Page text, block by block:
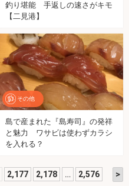
釣り堪能 手返しの速さがキモ
【二見港】
その他
島で産まれた『島寿司』の発祥
と魅力 ワサビは使わずカラシ
を入れる？
2,177 2,178 … 2,576 >